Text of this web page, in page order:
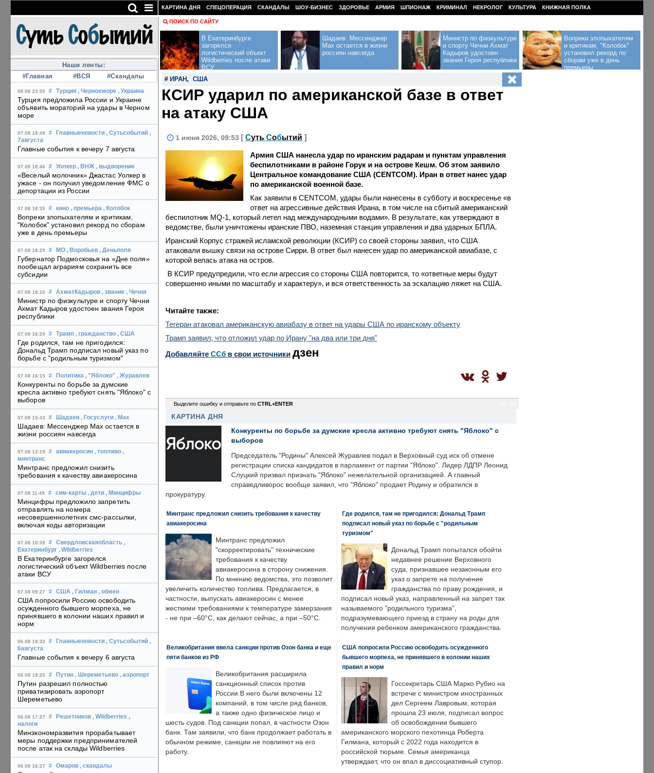
Наши ленты:
#Главная
#ВСЯ #Скандалы
08.08 23:55 # Турция , Черноеморе , Украина
Турция предложила России и Украине
объявить мораторий на удары в Черном
море
07.08 18:49 # Главныеновости , Сутьсобытий ,
7августа
Главные события к вечеру 7 августа
07.08 18:46 # Уолкер , ВНЖ , выдворение
«Веселый молочник» Джастас Уолкер в
ужасе - он получил уведомление ФМС о
депортации из России
07.08 18:35 # кино , премьера , Колобок
Вопреки злопыхателям и критикам,
"Колобок" установил рекорд по сборам
уже в день премьеры
07.08 18:29 # МО , Воробьев , Деньполя
Губернатор Подмосковья на «Дне поля»
пообещал аграриям сохранить все
субсидии
07.08 18:16 # АхматКадыров , звание , Чечня
Министр по физкультуре и спорту Чечни
Ахмат Кадыров удостоен звания Героя
республики
07.08 16:29 # Трамп , гражданство , США
Где родился, там не пригодился:
Дональд Трамп подписал новый указ по
борьбе с "родильным туризмом"
07.08 16:15 # Политика , "Яблоко" , Журавлев
Конкуренты по борьбе за думские
кресла активно требуют снять "Яблоко" с
выборов
07.08 15:43 # Шадаев , Госуслуги , Max
Шадаев: Мессенджер Max остается в
жизни россиян навсегда
07.08 13:19 # авиакеросин , топливо ,
минтранс
Минтранс предложил снизить
требования к качеству авиакеросина
07.08 11:49 # сим-карты , дети , Минцифры
Минцифры предложило запретить
отправлять на номера
несовершеннолетних смс-рассылки,
включая коды авторизации
07.08 10:39 # Свердловскаяобласть ,
Екатеринбург , Wildberries
В Екатеринбурге загорелся
логистический объект Wildberries после
атаки ВСУ
07.08 09:27 # США , Гилман , обмен
США попросили Россию освободить
осужденного бывшего морпеха, не
принявшего в колонии наших правил и
норм
06.08 18:33 # Главныеновости , Сутьсобытий ,
6августа
Главные события к вечеру 6 августа
06.08 18:25 # Путин , Шереметьево , аэропорт
Путин разрешил полностью
приватизировать аэропорт
Шереметьево
06.08 17:27 # Решетников , Wildberries ,
налоги
Минэкономразвития прорабатывает
меры поддержки предпринимателей
после атак на склады Wildberries
06.08 16:27 # Омаров , скандалы
КАРТИНА ДНЯ СПЕЦОПЕРАЦИЯ СКАНДАЛЫ ШОУ-БИЗНЕС ЗДОРОВЬЕ АРМИЯ ШПИОНАЖ КРИМИНАЛ НЕКРОЛОГ КУЛЬТУРА КНИЖНАЯ ПОЛКА
ПОИСК ПО САЙТУ
В Екатеринбурге
загорелся
логистический объект
Wildberries после атаки
ВСУ
Шадаев: Мессенджер
Max остается в жизни
россиян навсегда
Министр по физкультуре
и спорту Чечни Ахмат
Кадыров удостоен
звания Героя республики
Вопреки злопыхателям
и критикам, "Колобок"
установил рекорд по
сборам уже в день
премьеры
# ИРАН , США
КСИР ударил по американской базе в ответ
на атаку США
1 июня 2026, 09:53 [ Суть Событий ]
Армия США нанесла удар по иранским радарам и пунктам управления
беспилотниками в районе Горук и на острове Кешм. Об этом заявило
Центральное командование США (CENTCOM). Иран в ответ нанес удар
по американской военной базе.
Как заявили в CENTCOM, удары были нанесены в субботу и воскресенье «в
ответ на агрессивные действия Ирана, в том числе на сбитый американский
беспилотник MQ-1, который летел над международными водами». В результате, как утверждают в
ведомстве, были уничтожены иранские ПВО, наземная станция управления и два ударных БПЛА.
Иранский Корпус стражей исламской революции (КСИР) со своей стороны заявил, что США
атаковали вышку связи на острове Сирри. В ответ был нанесен удар по американской авиабазе, с
которой велась атака на остров.
В КСИР предупредили, что если агрессия со стороны США повторится, то «ответные меры будут
совершенно иными по масштабу и характеру», и вся ответственность за эскалацию ляжет на США.
Читайте также:
Тегеран атаковал американскую авиабазу в ответ на удары США по иранскому объекту
Трамп заявил, что отложил удар по Ирану "на два или три дня"
Добавляйте CСб в свои источники дзен
Выделите ошибку и отправьте по CTRL+ENTER
КАРТИНА ДНЯ
Конкуренты по борьбе за думские кресла активно требуют снять "Яблоко" с
выборов
Председатель "Родины" Алексей Журавлев подал в Верховный суд иск об отмене
регистрации списка кандидатов в парламент от партии "Яблоко". Лидер ЛДПР Леонид
Слуцкий призвал признать "Яблоко" нежелательной организацией. А главный
справедливорос вообще заявил, что "Яблоко" продает Родину и обратился в
прокуратуру.
Минтранс предложил снизить требования к качеству
авиакеросина
Минтранс предложил
"скорректировать" технические
требования к качеству
авиакеросина в сторону снижения.
По мнению ведомства, это позволит
увеличить количество топлива. Предлагается, в
частности, выпускать авиакеросин с менее
жесткими требованиями к температуре замерзания
- не при –60°C, как делают сейчас, а при –50°C.
Где родился, там не пригодился: Дональд Трамп
подписал новый указ по борьбе с "родильным
туризмом"
Дональд Трамп попытался обойти
недавнее решение Верховного
суда, признавшее незаконным его
указ о запрете на получение
гражданства по праву рождения, и
подписал новый указ, направленный на запрет так
называемого "родильного туризма",
подразумевающего приезд в страну на роды для
получения ребенком американского гражданства.
Великобритания ввела санкции против Озон банка и еще
пяти банков из РФ
Великобритания расширила
санкционный список против
России.В него были включены 12
компаний, в том числе ряд банков,
а также одно физическое лицо и
шесть судов. Под санкции попал, в частности Озон
банк. Там заявили, что банк продолжает работать в
обычном режиме, санкции не повлияют на его
работу.
США попросили Россию освободить осужденного
бывшего морпеха, не принявшего в колонии наших
правил и норм
Госсекретарь США Марко Рубио на
встрече с министром иностранных
дел Сергеем Лавровым, которая
прошла 23 июля, подписал вопрос
об освобождении бывшего
американского морского пехотинца Роберта
Гилмана, который с 2022 года находится в
российской тюрьме. Семья американца
утверждает, что он впал в диссоциативный ступор.